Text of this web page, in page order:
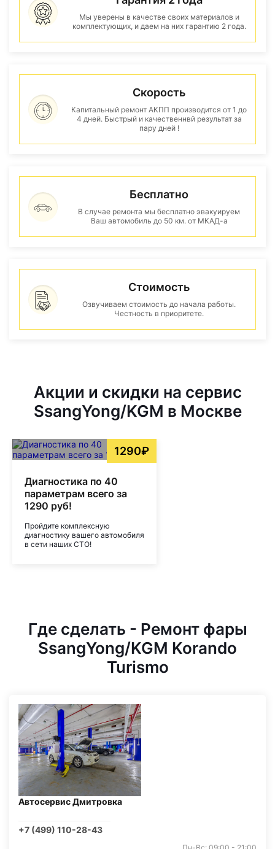
Мы уверены в качестве своих материалов и
комплектующих, и даем на них гарантию 2 года.
Скорость
Капитальный ремонт АКПП производится от 1 до
4 дней. Быстрый и качественнвй результат за
пару дней !
Бесплатно
В случае ремонта мы бесплатно эвакуируем
Ваш автомобиль до 50 км. от МКАД-а
Стоимость
Озвучиваем стоимость до начала работы.
Честность в приоритете.
Акции и скидки на сервис
SsangYong/KGM в Москве
1290₽
Диагностика по 40
параметрам всего за
1290 руб!
Пройдите комплексную
диагностику вашего автомобиля
в сети наших СТО!
Где сделать - Ремонт фары
SsangYong/KGM Korando
Turismo
Автосервис Дмитровка
+7 (499) 110-28-43